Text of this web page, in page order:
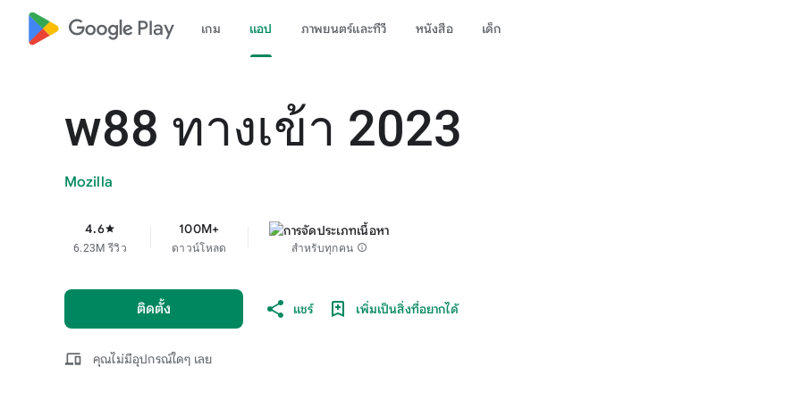
google_logo Play เกม แอป ภาพยนตร์และทีวี หนังสือ เด็ก
w88 ทางเข้า 2023
Mozilla
4.6star
6.23M รีวิว
100M+
ดาวน์โหลด สำหรับทุกคน info
ติดตั้ง แชร์ เพิ่มเป็นสิ่งที่อยากได้
devices คุณไม่มีอุปกรณ์ใดๆ เลย